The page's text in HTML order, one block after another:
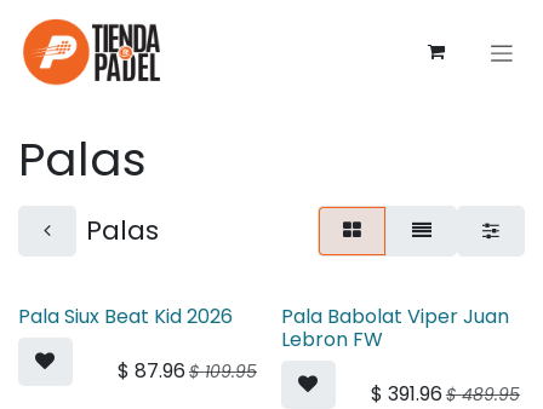
Ir al contenido
Palas
Palas
Pala Siux Beat Kid 2026
$ 87.96 $109.95
Pala Babolat Viper Juan
Lebron FW
$ 391.96 $489.95